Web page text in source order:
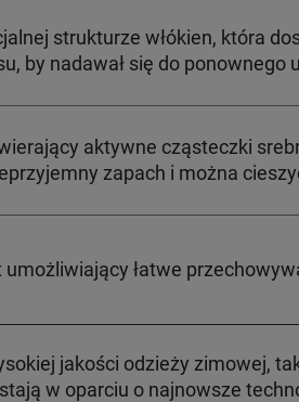
strukturze włókien, która
by nadawał się do ponownego
aktywne cząsteczki
zapach i można
umożliwiający łatwe
jakości odzieży zimowej,
w oparciu o najnowsze